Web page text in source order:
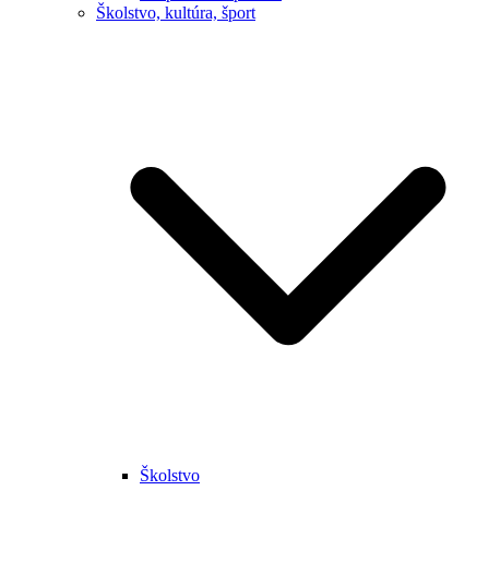
Školstvo, kultúra, šport
Školstvo